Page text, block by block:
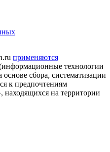
применяются
технологии
сбора, систематизации
к предпочтениям
находящихся на территории